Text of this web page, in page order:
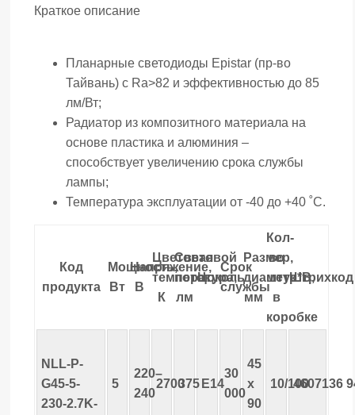
Краткое описание
Планарные светодиоды Epistar (пр-во
Тайвань) с Ra>82 и эффективностью до 85
лм/Вт;
Радиатор из композитного материала на
основе пластика и алюминия –
способствует увеличению срока службы
лампы;
Температура эксплуатации от -40 до +40 ˚С.
Код
продукта
Мощность,
Вт
Напряжение,
В
Цветовая
температура,
К
Световой
поток,
лм
Цоколь
Срок
службы
Размер,
диаметр*В,
мм
Кол-
во
штук
в
коробке
Штрихкод
NLL-P-
G45-5-
230-2.7K-
5
220–
240
2700375 E14
30
000
45
х
90
10/1004607136